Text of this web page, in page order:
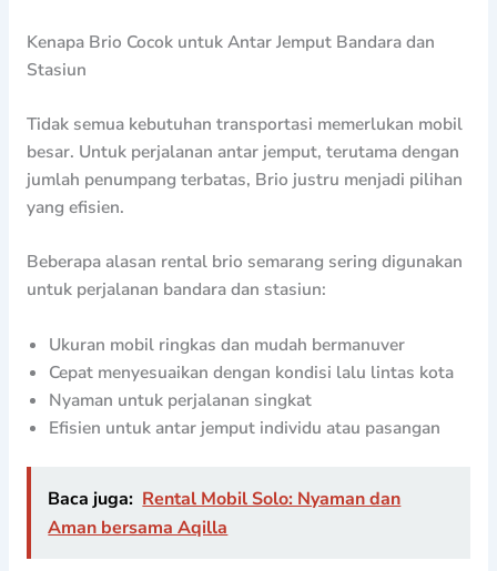
Kenapa Brio Cocok untuk Antar Jemput Bandara dan
Stasiun
Tidak semua kebutuhan transportasi memerlukan mobil
besar. Untuk perjalanan antar jemput, terutama dengan
jumlah penumpang terbatas, Brio justru menjadi pilihan
yang efisien.
Beberapa alasan rental brio semarang sering digunakan
untuk perjalanan bandara dan stasiun:
Ukuran mobil ringkas dan mudah bermanuver
Cepat menyesuaikan dengan kondisi lalu lintas kota
Nyaman untuk perjalanan singkat
Efisien untuk antar jemput individu atau pasangan
Baca juga: Rental Mobil Solo: Nyaman dan
Aman bersama Aqilla